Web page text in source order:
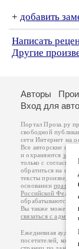
+ добавить
Написать
Другие
Авторы
Вход для
Портал Проза.ру
свободной
сети Интернет на
Все авторские
и охраняются
только с согласия
обратиться на его
тексты
основанииправил
Российской
обрабатываются
Вы также можете
связаться с
Ежедневная
посетителей,